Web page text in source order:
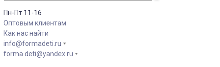
Пн-Пт 11-16
Оптовым клиентам
Как нас найти
info@formadeti.ru
forma.deti@yandex.ru